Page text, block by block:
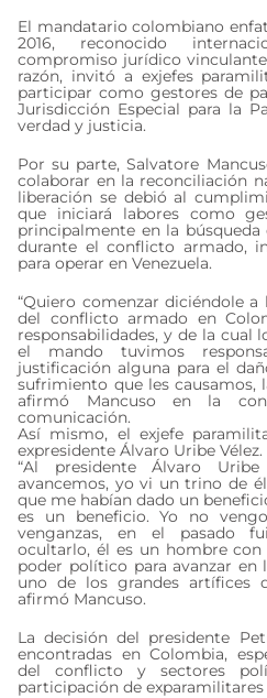
El mandatario colombiano
2016, reconocido
compromiso jurídico
razón, invitó a exjefes
participar como gestores de
Jurisdicción Especial para la
verdad y justicia.
Por su parte, Salvatore
colaborar en la reconciliación
liberación se debió al
que iniciará labores como
principalmente en la búsqueda
durante el conflicto armado,
para operar en Venezuela.
“Quiero comenzar diciéndole
del conflicto armado en
responsabilidades, y de la cual
el mando tuvimos
justificación alguna para el
sufrimiento que les causamos,
afirmó Mancuso en la
comunicación.
Así mismo, el exjefe
expresidente Álvaro Uribe Vélez.
“Al presidente Álvaro
avancemos, yo vi un trino de
que me habían dado un
es un beneficio. Yo no
venganzas, en el pasado
ocultarlo, él es un hombre
poder político para avanzar en
uno de los grandes artífices
afirmó Mancuso.
La decisión del presidente
encontradas en Colombia,
del conflicto y sectores
participación de exparamilitares